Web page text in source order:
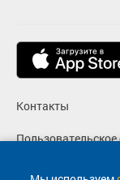
Контакты
Политика